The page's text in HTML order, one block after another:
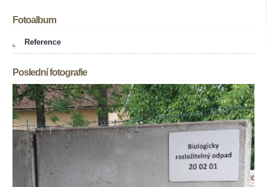
Fotoalbum
Reference
Poslední fotografie